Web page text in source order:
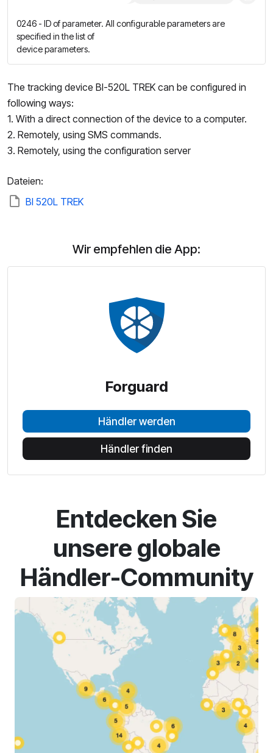
0246 - ID of parameter. All configurable parameters are
specified in the list of
device parameters.
The tracking device BI-520L TREK can be configured in
following ways:
1. With a direct connection of the device to a computer.
2. Remotely, using SMS commands.
3. Remotely, using the configuration server
Dateien:
BI 520L TREK
Wir empfehlen die App:
Forguard
Händler werden
Händler finden
Entdecken Sie
unsere globale
Händler-Community